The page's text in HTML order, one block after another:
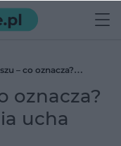
– co oznacza?
oznacza?
ucha